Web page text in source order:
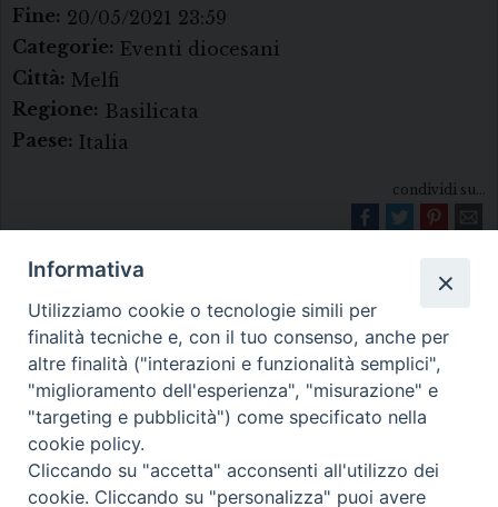
Fine: 20/05/2021 23:59
Categorie: Eventi diocesani
Città: Melfi
Regione: Basilicata
Paese: Italia
condividi su...
Diocesi di Melfi Rapolla Venosa
• Largo Duomo, 12 - 85025 MELFI (PZ) •
Tel. 0972238604
Informativa
Utilizziamo cookie o tecnologie simili per
finalità tecniche e, con il tuo consenso, anche per
altre finalità ("interazioni e funzionalità semplici",
"miglioramento dell'esperienza", "misurazione" e
"targeting e pubblicità") come specificato nella
cookie policy.
Cliccando su "accetta" acconsenti all'utilizzo dei
cookie. Cliccando su "personalizza" puoi avere